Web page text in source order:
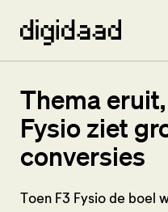
Thema
Fysio ziet
conversies
Toen F3 Fysio de boel